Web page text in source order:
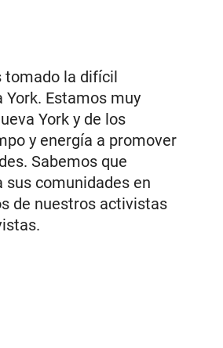
la difícil
Estamos muy
York y de los
y energía a promover
Sabemos que
sus comunidades en
de nuestros activistas